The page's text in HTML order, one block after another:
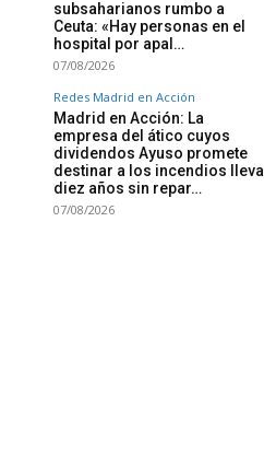
subsaharianos rumbo a
Ceuta: «Hay personas en el
hospital por apal…
07/08/2026
Redes Madrid en Acción
Madrid en Acción: La
empresa del ático cuyos
dividendos Ayuso promete
destinar a los incendios lleva
diez años sin repar…
07/08/2026